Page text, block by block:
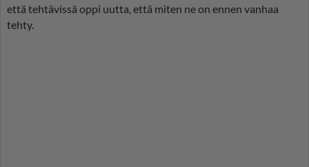
että tehtävissä oppi uutta, että miten ne on ennen vanhaa
tehty.